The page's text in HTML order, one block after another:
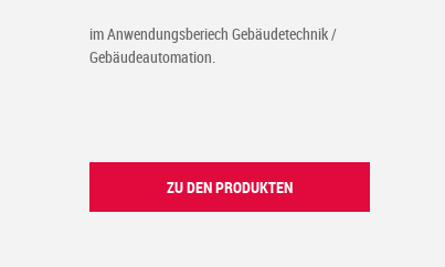
im Anwendungsberiech Gebäudetechnik /
Gebäudeautomation.
ZU DEN PRODUKTEN